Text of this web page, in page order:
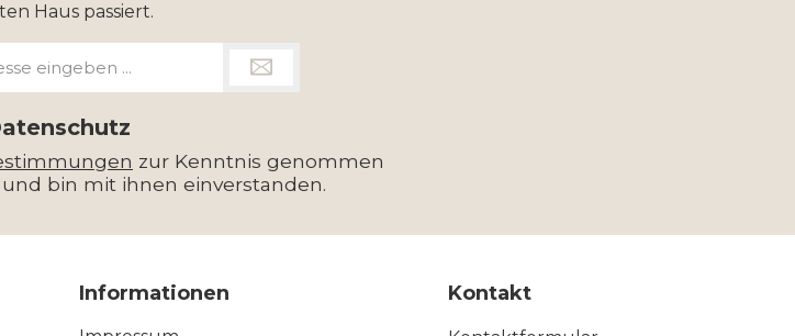
Haus passiert.
zur Kenntnis genommen
bin mit ihnen einverstanden.
Informationen Kontakt